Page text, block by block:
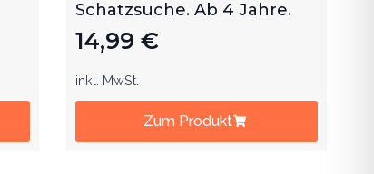
Schatzsuche. Ab 4 Jahre.
14,99 €
inkl. MwSt.
Zum Produkt